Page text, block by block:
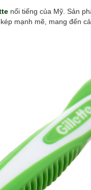
nổi tiếng của Mỹ. Sản
mạnh mẽ, mang đến